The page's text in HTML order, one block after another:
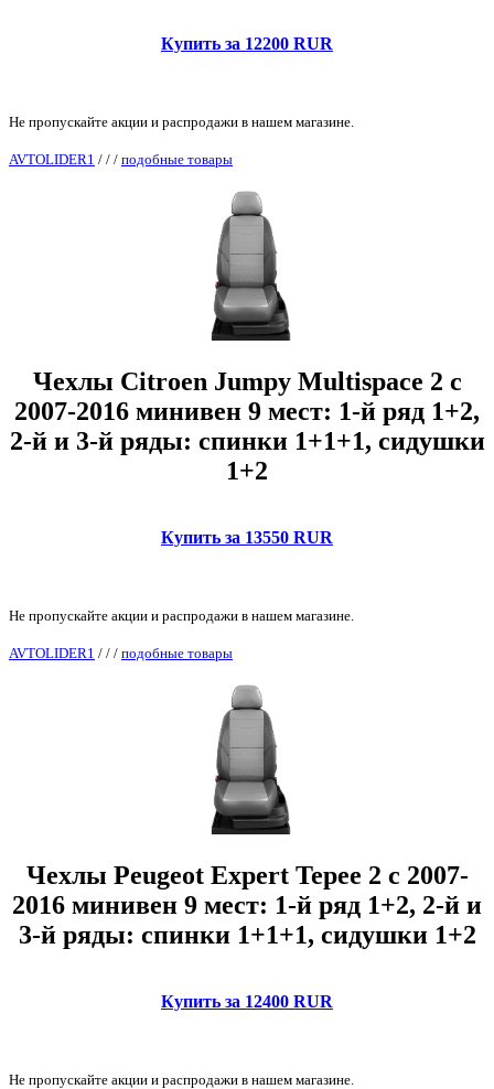
Купить за 12200 RUR
Не пропускайте акции и распродажи в нашем магазине.
AVTOLIDER1 / / / подобные товары
Чехлы Citroen Jumpy Multispace 2 с
2007-2016 минивен 9 мест: 1-й ряд 1+2,
2-й и 3-й ряды: спинки 1+1+1, сидушки
1+2
Купить за 13550 RUR
Не пропускайте акции и распродажи в нашем магазине.
AVTOLIDER1 / / / подобные товары
Чехлы Peugeot Expert Tepee 2 с 2007-
2016 минивен 9 мест: 1-й ряд 1+2, 2-й и
3-й ряды: спинки 1+1+1, сидушки 1+2
Купить за 12400 RUR
Не пропускайте акции и распродажи в нашем магазине.